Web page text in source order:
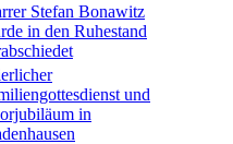
Stefan Bonawitz
in den Ruhestand
und
in